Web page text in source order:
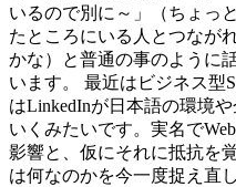
いるので別に～」（ちょっ
たところにいる人とつなが
かな）と普通の事のように
います。 最近はビジネス型
はLinkedInが日本語の環境
いくみたいです。実名で
影響と、仮にそれに抵抗を
は何なのかを今一度捉え直